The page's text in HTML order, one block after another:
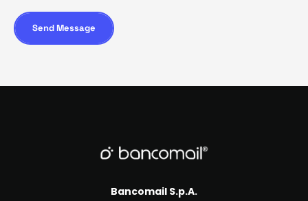
Send Message
Bancomail S.p.A.